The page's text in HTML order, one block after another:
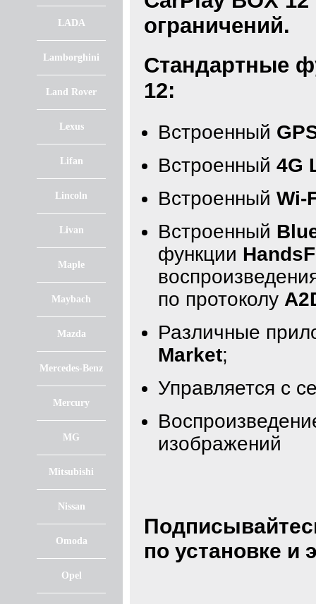
LADA
Lamborghini
Land Rover
Lexus
Lifan
Lincoln
Livan
Maple
Maybach
Mazda
Mercedes-Benz
Mercury
MG
Mitsubishi
Nissan
Omoda
Opel
ограничений.
Стандартные
12:
Встроенный
Встроенный 4G
Встроенный Wi-
Встроенный
функции
по протоколу
Различные
Market;
Управляется с
изображений
по установке и